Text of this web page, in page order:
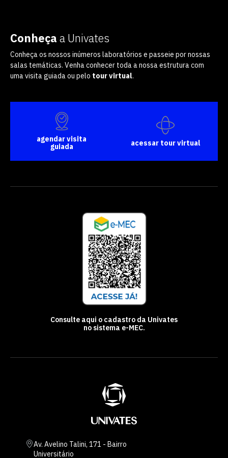
Conheça a Univates
Conheça os nossos inúmeros laboratórios e passeie por nossas
salas temáticas. Venha conhecer toda a nossa estrutura com
uma visita guiada ou pelo tour virtual.
agendar visita
guiada
acessar tour virtual
Consulte aqui o cadastro da Univates
no sistema e-MEC.
Av. Avelino Talini, 171 - Bairro
Universitário